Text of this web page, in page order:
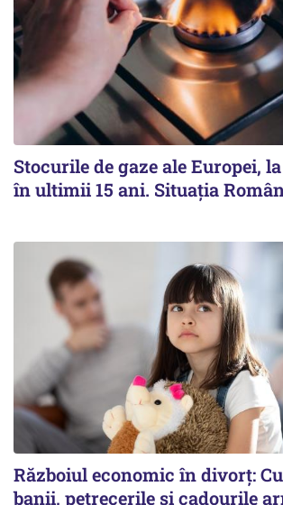
Stocurile de gaze ale Europei,
în ultimii 15 ani. Situația
Războiul economic în divorț:
banii, petrecerile și cadourile